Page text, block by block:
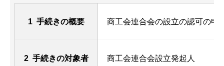
1 手続きの概要 商工会連合会の設立の認可の申
2 手続きの対象者 商工会連合会設立発起人